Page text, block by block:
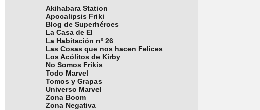
Akihabara Station
Apocalipsis Friki
Blog de Superhéroes
La Casa de El
La Habitación nº 26
Las Cosas que nos hacen Felices
Los Acólitos de Kirby
No Somos Frikis
Todo Marvel
Tomos y Grapas
Universo Marvel
Zona Boom
Zona Negativa